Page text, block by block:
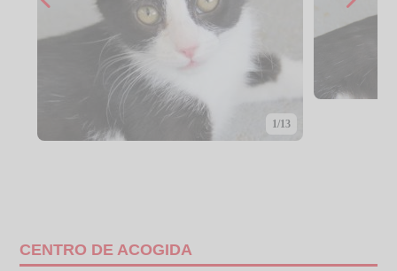
1/13
CENTRO DE ACOGIDA